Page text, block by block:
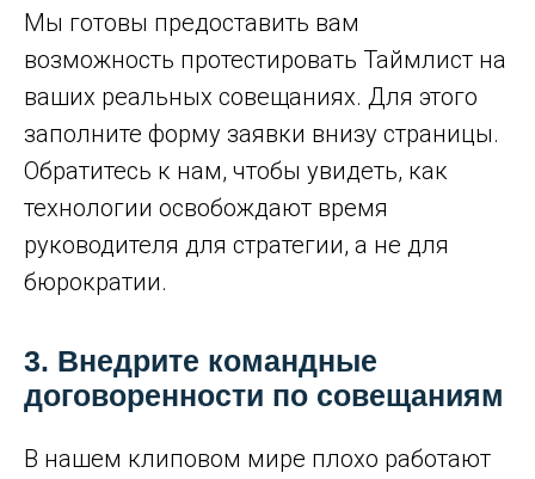
Мы готовы предоставить вам
возможность протестировать Таймлист на
ваших реальных совещаниях. Для этого
заполните форму заявки внизу страницы.
Обратитесь к нам, чтобы увидеть, как
технологии освобождают время
руководителя для стратегии, а не для
бюрократии.
3. Внедрите командные
договоренности по совещаниям
В нашем клиповом мире плохо работают